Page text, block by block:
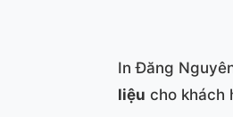
In Đăng
liệu cho khách